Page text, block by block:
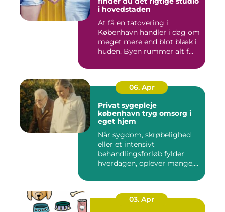
i hovedstaden
At få en tatovering i
København handler i dag om
meget mere end blot blæk i
huden. Byen rummer alt f...
06. Apr
Privat sygepleje
københavn tryg omsorg i
eget hjem
Når sygdom, skrøbelighed
eller et intensivt
behandlingsforløb fylder
hverdagen, oplever mange,
03. Apr